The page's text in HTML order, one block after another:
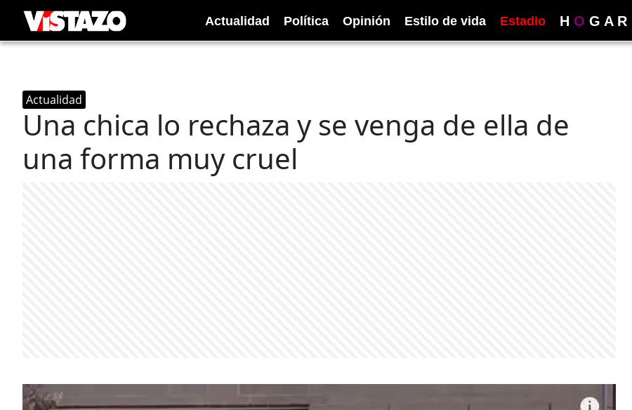
Actualidad Política Opinión Estilo de vida Estadio H O G A R
Actualidad
Una chica lo rechaza y se venga de ella de
una forma muy cruel